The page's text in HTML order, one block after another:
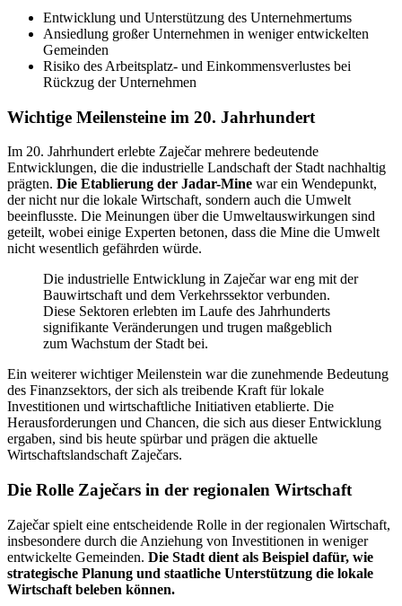
Entwicklung und Unterstützung des Unternehmertums
Ansiedlung großer Unternehmen in weniger entwickelten
Gemeinden
Risiko des Arbeitsplatz- und Einkommensverlustes bei
Rückzug der Unternehmen
Wichtige Meilensteine im 20. Jahrhundert
Im 20. Jahrhundert erlebte Zaječar mehrere bedeutende
Entwicklungen, die die industrielle Landschaft der Stadt nachhaltig
prägten. Die Etablierung der Jadar-Mine war ein Wendepunkt,
der nicht nur die lokale Wirtschaft, sondern auch die Umwelt
beeinflusste. Die Meinungen über die Umweltauswirkungen sind
geteilt, wobei einige Experten betonen, dass die Mine die Umwelt
nicht wesentlich gefährden würde.
Die industrielle Entwicklung in Zaječar war eng mit der
Bauwirtschaft und dem Verkehrssektor verbunden.
Diese Sektoren erlebten im Laufe des Jahrhunderts
signifikante Veränderungen und trugen maßgeblich
zum Wachstum der Stadt bei.
Ein weiterer wichtiger Meilenstein war die zunehmende Bedeutung
des Finanzsektors, der sich als treibende Kraft für lokale
Investitionen und wirtschaftliche Initiativen etablierte. Die
Herausforderungen und Chancen, die sich aus dieser Entwicklung
ergaben, sind bis heute spürbar und prägen die aktuelle
Wirtschaftslandschaft Zaječars.
Die Rolle Zaječars in der regionalen Wirtschaft
Zaječar spielt eine entscheidende Rolle in der regionalen Wirtschaft,
insbesondere durch die Anziehung von Investitionen in weniger
entwickelte Gemeinden. Die Stadt dient als Beispiel dafür, wie
strategische Planung und staatliche Unterstützung die lokale
Wirtschaft beleben können.